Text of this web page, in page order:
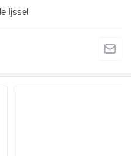
Ijssel